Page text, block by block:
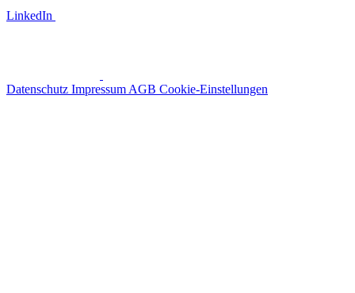
LinkedIn
Datenschutz Impressum AGB Cookie-Einstellungen